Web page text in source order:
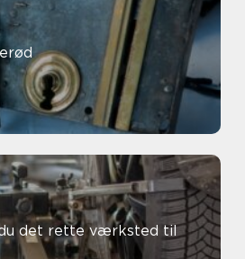
det rette værksted til